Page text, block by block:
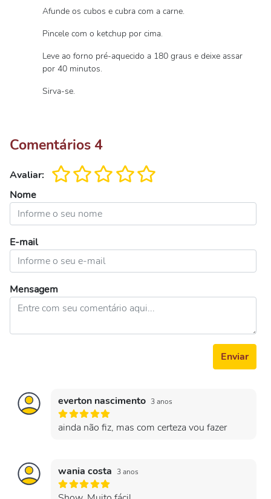
Afunde os cubos e cubra com a carne.
Pincele com o ketchup por cima.
Leve ao forno pré-aquecido a 180 graus e deixe assar
por 40 minutos.
Sirva-se.
Comentários4
Avaliar:
Nome
E-mail
Mensagem
Enviar
everton nascimento 3 anos
ainda não fiz, mas com certeza vou fazer
wania costa 3 anos